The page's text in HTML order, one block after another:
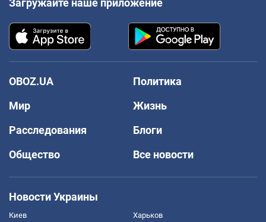
Загружайте наше приложение
OBOZ.UA
Политика
Мир
Жизнь
Расследования
Блоги
Общество
Все новости
Новости Украины
Киев Харьков